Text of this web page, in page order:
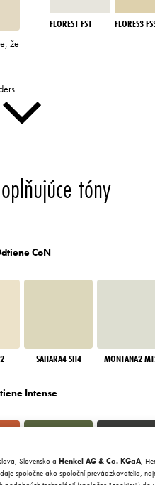
že
FLORES1 FS1 FLORES3
tóny
CoN
SAHARA4 SH4 MONTANA2
Intense
Slovensko a Henkel AG & Co. KGaA,
spoločne ako spoloční prevádzkovatelia,